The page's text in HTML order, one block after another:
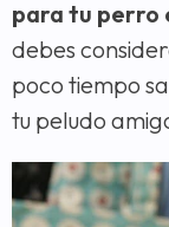
para tu perro
debes
poco tiempo
tu peludo